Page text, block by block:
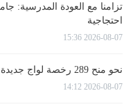
تزامنا مع العودة المدرسية:
احتجاجية
2026-08-07 15:36
نحو منح 289 رخصة لواج جديدة بولاية صفاقس
2026-08-07 14:12